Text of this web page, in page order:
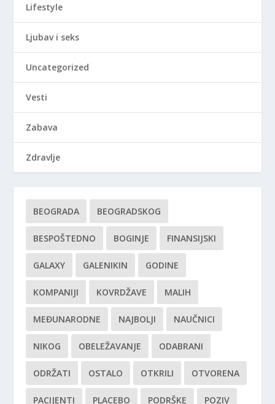
Lifestyle
Ljubav i seks
Uncategorized
Vesti
Zabava
Zdravlje
BEOGRADA BEOGRADSKOG
BESPOŠTEDNO BOGINJE FINANSIJSKI
GALAXY GALENIKIN GODINE
KOMPANIJI KOVRDŽAVE MALIH
MEĐUNARODNE NAJBOLJI NAUČNICI
NIKOG OBELEŽAVANJE ODABRANI
ODRŽATI OSTALO OTKRILI OTVORENA
PACIJENTI PLACEBO PODRŠKE POZIV